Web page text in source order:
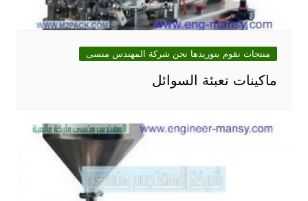
منتجات نقوم بتوريدها نحن شركة المهندس منسى
ماكينات تعبئة السوائل